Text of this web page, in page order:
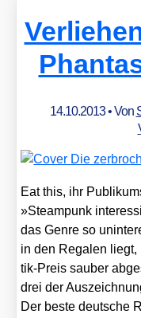
14.10.2013• Von
Eat this, ihr
»Steam­punk
das Gen­re so
in den Rega­len
tik-Preis sau­ber
drei der
Der bes­te deut­sche